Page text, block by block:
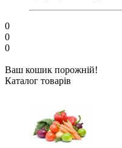
0
0
0
Ваш кошик порожній!
Каталог товарів